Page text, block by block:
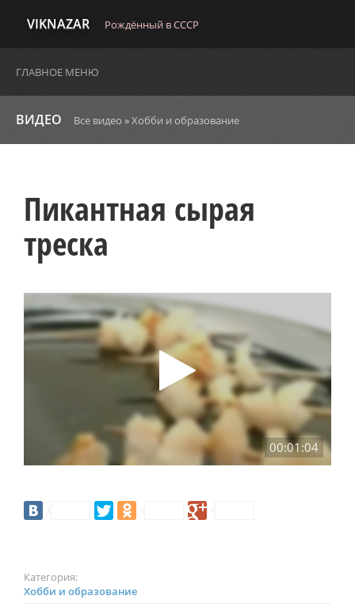
VIKNAZAR Рождённый в СССР
ГЛАВНОЕ МЕНЮ
ВИДЕО Все видео »Хобби и образование
Пикантная сырая
треска
00:01:04
Категория:
Хобби и образование